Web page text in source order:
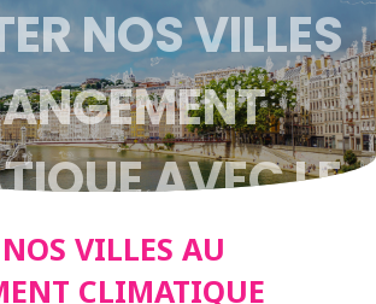
NOS VILLES
AVEC LE
? |VILLES AU
CLIMATIQUE